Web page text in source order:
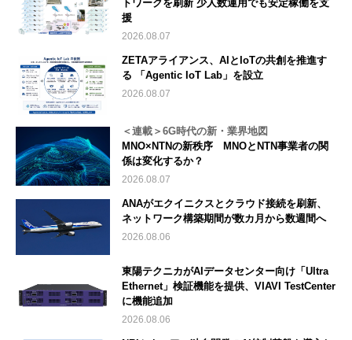
トワークを刷新 少人数運用でも安定稼働を支
援
2026.08.07
ZETAアライアンス、AIとIoTの共創を推進す
る 「Agentic IoT Lab」を設立
2026.08.07
＜連載＞6G時代の新・業界地図
MNO×NTNの新秩序 MNOとNTN事業者の関
係は変化するか？
2026.08.07
ANAがエクイニクスとクラウド接続を刷新、
ネットワーク構築期間が数カ月から数週間へ
2026.08.06
東陽テクニカがAIデータセンター向け「Ultra
Ethernet」検証機能を提供、VIAVI TestCenter
に機能追加
2026.08.06